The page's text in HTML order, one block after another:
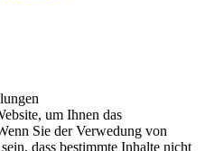
um Ihnen das
Sie der Verwedung von
dass bestimmte Inhalte nicht